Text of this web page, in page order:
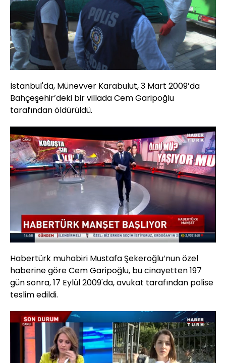
İstanbul'da, Münevver Karabulut, 3 Mart 2009’da
Bahçeşehir’deki bir villada Cem Garipoğlu
tarafından öldürüldü.
Sesi
Aç
Yüklendi:
4.85%
Oynatma
Hızı
Habertürk muhabiri Mustafa Şekeroğlu’nun özel
haberine göre Cem Garipoğlu, bu cinayetten 197
gün sonra, 17 Eylül 2009'da, avukat tarafından polise
teslim edildi.